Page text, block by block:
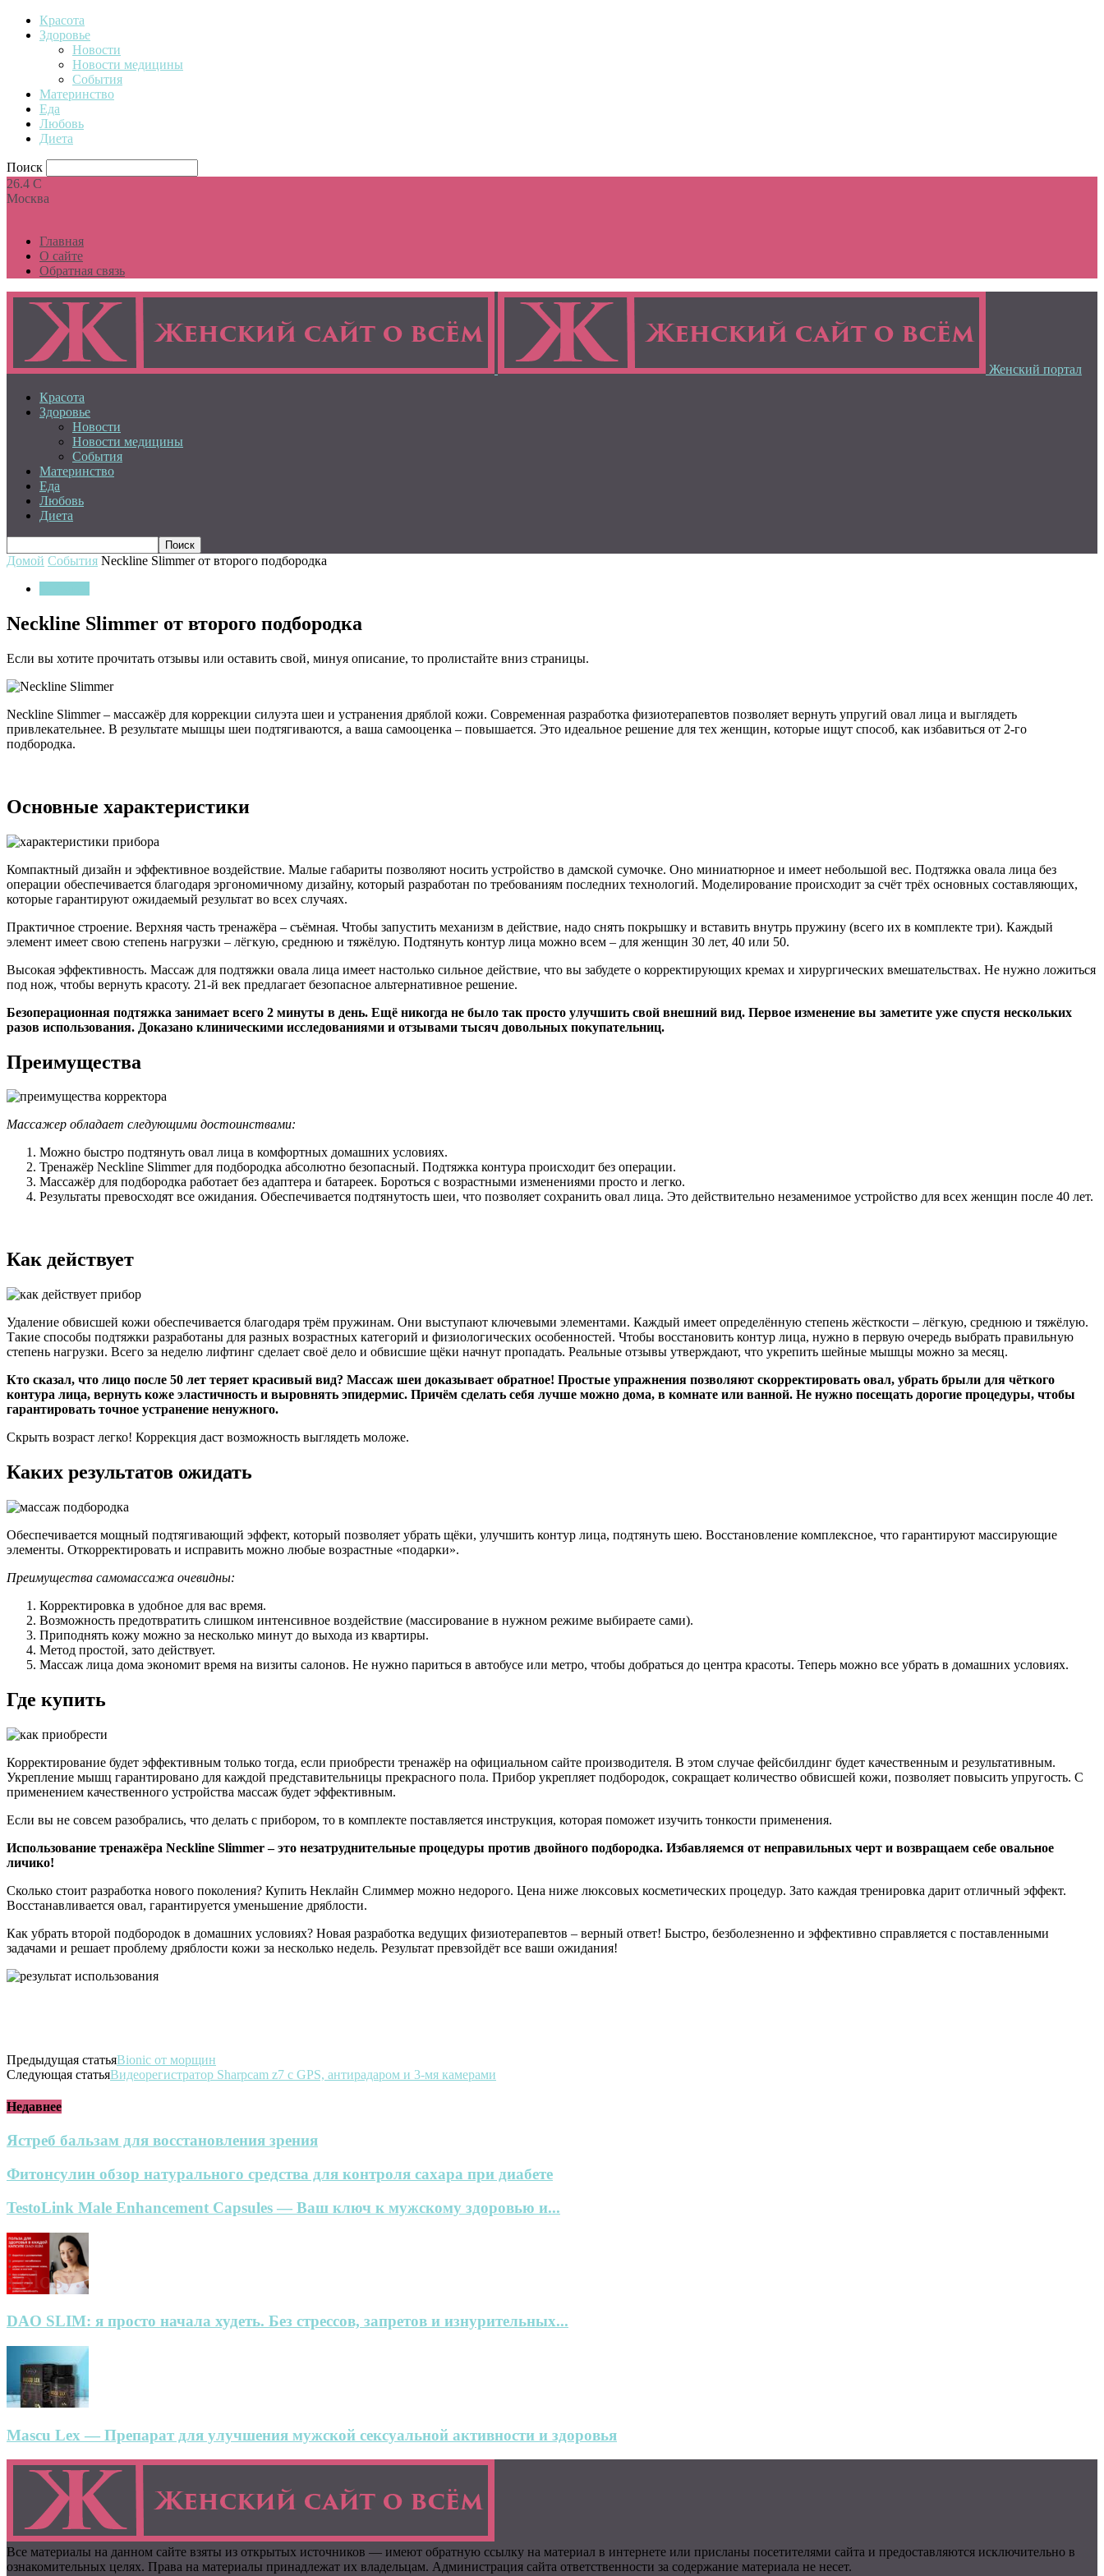
Красота
Здоровье
Новости
Новости медицины
События
Материнство
Еда
Любовь
Диета
Поиск
26.4 C
Москва
Главная
О сайте
Обратная связь
Женский портал
Красота
Здоровье
Новости
Новости медицины
События
Материнство
Еда
Любовь
Диета
Домой События Neckline Slimmer от второго подбородка
Neckline Slimmer от второго подбородка
Если вы хотите прочитать отзывы или оставить свой, минуя описание, то пролистайте вниз страницы.
Neckline Slimmer – массажёр для коррекции силуэта шеи и устранения дряблой кожи. Современная разработка физиотерапевтов позволяет вернуть упругий овал лица и выглядеть
привлекательнее. В результате мышцы шеи подтягиваются, а ваша самооценка – повышается. Это идеальное решение для тех женщин, которые ищут способ, как избавиться от 2-го
подбородка.
Основные характеристики
Компактный дизайн и эффективное воздействие. Малые габариты позволяют носить устройство в дамской сумочке. Оно миниатюрное и имеет небольшой вес. Подтяжка овала лица без
операции обеспечивается благодаря эргономичному дизайну, который разработан по требованиям последних технологий. Моделирование происходит за счёт трёх основных составляющих,
которые гарантируют ожидаемый результат во всех случаях.
Практичное строение. Верхняя часть тренажёра – съёмная. Чтобы запустить механизм в действие, надо снять покрышку и вставить внутрь пружину (всего их в комплекте три). Каждый
элемент имеет свою степень нагрузки – лёгкую, среднюю и тяжёлую. Подтянуть контур лица можно всем – для женщин 30 лет, 40 или 50.
Высокая эффективность. Массаж для подтяжки овала лица имеет настолько сильное действие, что вы забудете о корректирующих кремах и хирургических вмешательствах. Не нужно ложиться
под нож, чтобы вернуть красоту. 21-й век предлагает безопасное альтернативное решение.
Безоперационная подтяжка занимает всего 2 минуты в день. Ещё никогда не было так просто улучшить свой внешний вид. Первое изменение вы заметите уже спустя нескольких
разов использования. Доказано клиническими исследованиями и отзывами тысяч довольных покупательниц.
Преимущества
Массажер обладает следующими достоинствами:
Можно быстро подтянуть овал лица в комфортных домашних условиях.
Тренажёр Neckline Slimmer для подбородка абсолютно безопасный. Подтяжка контура происходит без операции.
Массажёр для подбородка работает без адаптера и батареек. Бороться с возрастными изменениями просто и легко.
Результаты превосходят все ожидания. Обеспечивается подтянутость шеи, что позволяет сохранить овал лица. Это действительно незаменимое устройство для всех женщин после 40 лет.
Как действует
Удаление обвисшей кожи обеспечивается благодаря трём пружинам. Они выступают ключевыми элементами. Каждый имеет определённую степень жёсткости – лёгкую, среднюю и тяжёлую.
Такие способы подтяжки разработаны для разных возрастных категорий и физиологических особенностей. Чтобы восстановить контур лица, нужно в первую очередь выбрать правильную
степень нагрузки. Всего за неделю лифтинг сделает своё дело и обвисшие щёки начнут пропадать. Реальные отзывы утверждают, что укрепить шейные мышцы можно за месяц.
Кто сказал, что лицо после 50 лет теряет красивый вид? Массаж шеи доказывает обратное! Простые упражнения позволяют скорректировать овал, убрать брыли для чёткого
контура лица, вернуть коже эластичность и выровнять эпидермис. Причём сделать себя лучше можно дома, в комнате или ванной. Не нужно посещать дорогие процедуры, чтобы
гарантировать точное устранение ненужного.
Скрыть возраст легко! Коррекция даст возможность выглядеть моложе.
Каких результатов ожидать
Обеспечивается мощный подтягивающий эффект, который позволяет убрать щёки, улучшить контур лица, подтянуть шею. Восстановление комплексное, что гарантируют массирующие
элементы. Откорректировать и исправить можно любые возрастные «подарки».
Преимущества самомассажа очевидны:
Корректировка в удобное для вас время.
Возможность предотвратить слишком интенсивное воздействие (массирование в нужном режиме выбираете сами).
Приподнять кожу можно за несколько минут до выхода из квартиры.
Метод простой, зато действует.
Массаж лица дома экономит время на визиты салонов. Не нужно париться в автобусе или метро, чтобы добраться до центра красоты. Теперь можно все убрать в домашних условиях.
Где купить
Корректирование будет эффективным только тогда, если приобрести тренажёр на официальном сайте производителя. В этом случае фейсбилдинг будет качественным и результативным.
Укрепление мышц гарантировано для каждой представительницы прекрасного пола. Прибор укрепляет подбородок, сокращает количество обвисшей кожи, позволяет повысить упругость. С
применением качественного устройства массаж будет эффективным.
Если вы не совсем разобрались, что делать с прибором, то в комплекте поставляется инструкция, которая поможет изучить тонкости применения.
Использование тренажёра Neckline Slimmer – это незатруднительные процедуры против двойного подбородка. Избавляемся от неправильных черт и возвращаем себе овальное
личико!
Сколько стоит разработка нового поколения? Купить Неклайн Слиммер можно недорого. Цена ниже люксовых косметических процедур. Зато каждая тренировка дарит отличный эффект.
Восстанавливается овал, гарантируется уменьшение дряблости.
Как убрать второй подбородок в домашних условиях? Новая разработка ведущих физиотерапевтов – верный ответ! Быстро, безболезненно и эффективно справляется с поставленными
задачами и решает проблему дряблости кожи за несколько недель. Результат превзойдёт все ваши ожидания!
Предыдущая статьяBionic от морщин
Следующая статьяВидеорегистратор Sharpcam z7 с GPS, антирадаром и 3-мя камерами
Недавнее
Ястреб бальзам для восстановления зрения
Фитонсулин обзор натурального средства для контроля сахара при диабете
TestoLink Male Enhancement Capsules — Ваш ключ к мужскому здоровью и...
DAO SLIM: я просто начала худеть. Без стрессов, запретов и изнурительных...
Mascu Lex — Препарат для улучшения мужской сексуальной активности и здоровья
Все материалы на данном сайте взяты из открытых источников — имеют обратную ссылку на материал в интернете или присланы посетителями сайта и предоставляются исключительно в
ознакомительных целях. Права на материалы принадлежат их владельцам. Администрация сайта ответственности за содержание материала не несет.